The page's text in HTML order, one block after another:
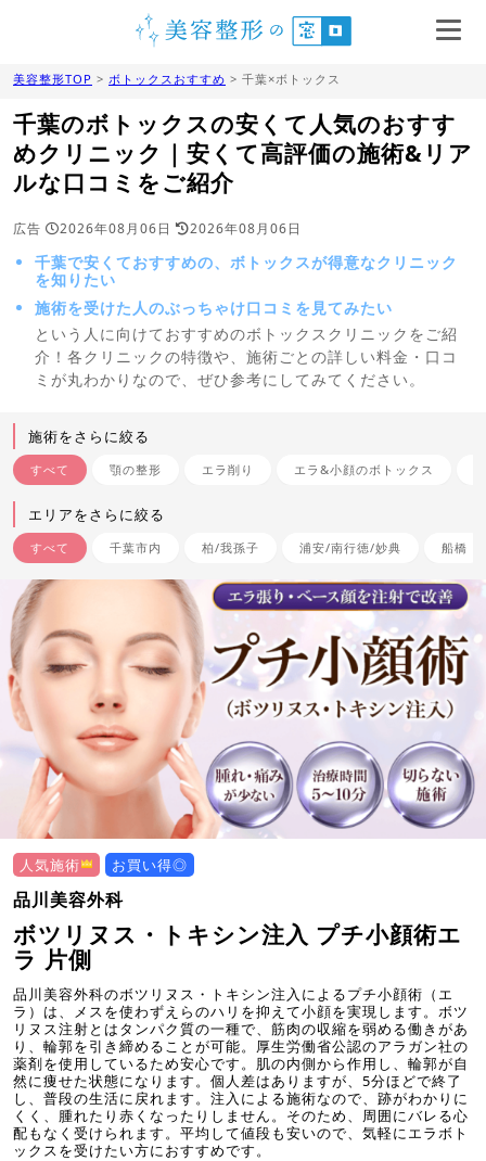
美容整形TOP > ボトックスおすすめ > 千葉×ボトックス
千葉のボトックスの安くて人気のおすす
めクリニック｜安くて高評価の施術&リア
ルな口コミをご紹介
広告 2026年08月06日 2026年08月06日
千葉で安くておすすめの、ボトックスが得意なクリニック
を知りたい
施術を受けた人のぶっちゃけ口コミを見てみたい
という人に向けておすすめのボトックスクリニックをご紹
介！各クリニックの特徴や、施術ごとの詳しい料金・口コ
ミが丸わかりなので、ぜひ参考にしてみてください。
施術をさらに絞る
すべて 顎の整形 エラ削り エラ&小顔のボトックス
エリアをさらに絞る
すべて 千葉市内 柏/我孫子 浦安/南行徳/妙典 船橋
人気施術 お買い得◎
品川美容外科
ボツリヌス・トキシン注入 プチ小顔術エ
ラ 片側
品川美容外科のボツリヌス・トキシン注入によるプチ小顔術（エ
ラ）は、メスを使わずえらのハリを抑えて小顔を実現します。ボツ
リヌス注射とはタンパク質の一種で、筋肉の収縮を弱める働きがあ
り、輪郭を引き締めることが可能。厚生労働省公認のアラガン社の
薬剤を使用しているため安心です。肌の内側から作用し、輪郭が自
然に痩せた状態になります。個人差はありますが、5分ほどで終了
し、普段の生活に戻れます。注入による施術なので、跡がわかりに
くく、腫れたり赤くなったりしません。そのため、周囲にバレる心
配もなく受けられます。平均して値段も安いので、気軽にエラボト
ックスを受けたい方におすすめです。